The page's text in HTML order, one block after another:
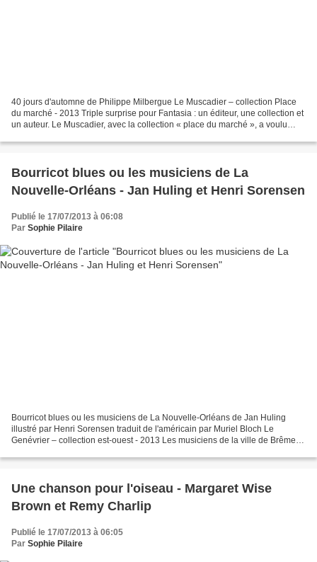
40 jours d'automne de Philippe Milbergue Le Muscadier – collection Place
du marché - 2013 Triple surprise pour Fantasia : un éditeur, une collection et
un auteur. Le Muscadier, avec la collection « place du marché », a voulu
Bourricot blues ou les musiciens de La
Nouvelle-Orléans - Jan Huling et Henri Sorensen
Publié le 17/07/2013 à 06:08
Par Sophie Pilaire
Bourricot blues ou les musiciens de La Nouvelle-Orléans de Jan Huling
illustré par Henri Sorensen traduit de l'américain par Muriel Bloch Le
Genévrier – collection est-ouest - 2013 Les musiciens de la ville de Brême,
Une chanson pour l'oiseau - Margaret Wise
Brown et Remy Charlip
Publié le 17/07/2013 à 06:05
Par Sophie Pilaire